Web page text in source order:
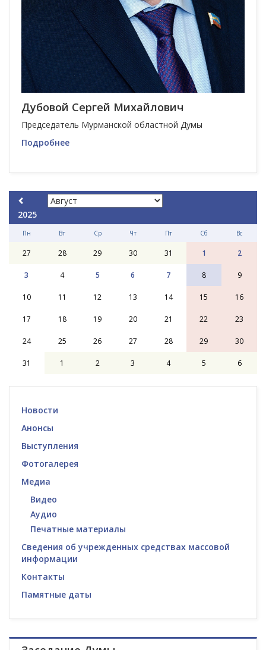
Дубовой Сергей Михайлович
Председатель Мурманской областной Думы
Подробнее
2025
Пн Вт Ср Чт Пт Сб Вс
27 28 29 30 31 1 2
3 4 5 6 7 8 9
10 11 12 13 14 15 16
17 18 19 20 21 22 23
24 25 26 27 28 29 30
31 1 2 3 4 5 6
Новости
Анонсы
Выступления
Фотогалерея
Медиа
Видео
Аудио
Печатные материалы
Сведения об учрежденных средствах массовой
информации
Контакты
Памятные даты